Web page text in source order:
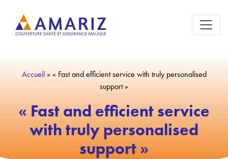
Accueil» « Fast and efficient service with truly personalised
support »
« Fast and efficient service
with truly personalised
support »